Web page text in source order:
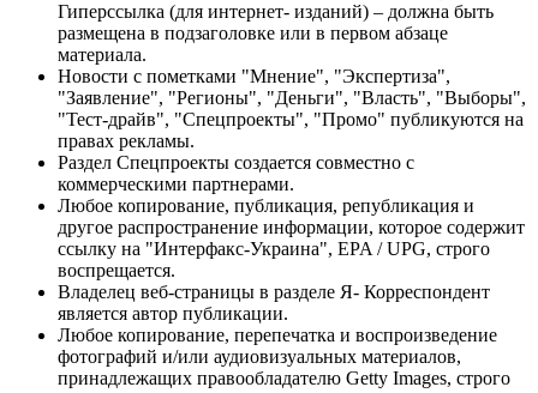
Гиперссылка (для интернет- изданий) – должна быть
размещена в подзаголовке или в первом абзаце
материала.
Новости с пометками "Мнение", "Экспертиза",
"Заявление", "Регионы", "Деньги", "Власть", "Выборы",
"Тест-драйв", "Спецпроекты", "Промо" публикуются на
правах рекламы.
Раздел Спецпроекты создается совместно с
коммерческими партнерами.
Любое копирование, публикация, републикация и
другое распространение информации, которое содержит
ссылку на "Интерфакс-Украина", EPA / UPG, строго
воспрещается.
Владелец веб-страницы в разделе Я- Корреспондент
является автор публикации.
Любое копирование, перепечатка и воспроизведение
фотографий и/или аудиовизуальных материалов,
принадлежащих правообладателю Getty Images, строго